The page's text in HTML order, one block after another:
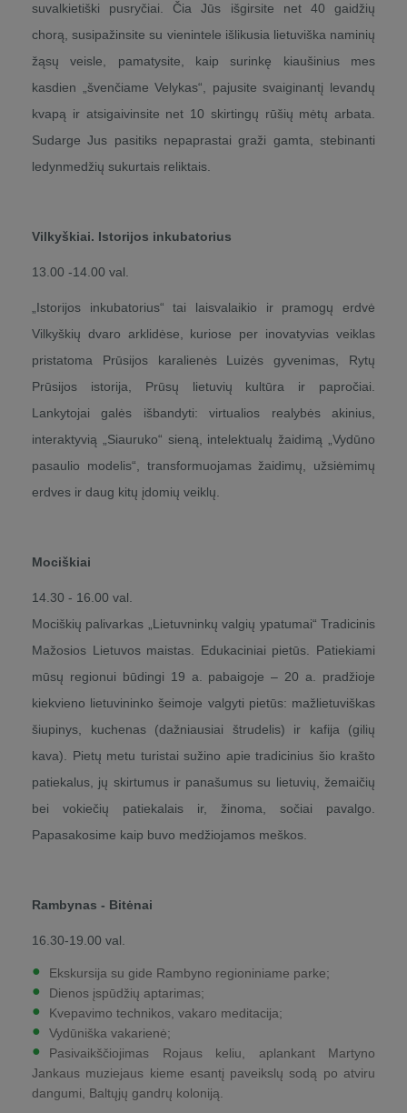
suvalkietiški pusryčiai. Čia Jūs išgirsite net 40 gaidžių
chorą, susipažinsite su vienintele išlikusia lietuviška naminių
žąsų veisle, pamatysite, kaip surinkę kiaušinius mes
kasdien „švenčiame Velykas“, pajusite svaiginantį levandų
kvapą ir atsigaivinsite net 10 skirtingų rūšių mėtų arbata.
Sudarge Jus pasitiks nepaprastai graži gamta, stebinanti
ledynmedžių sukurtais reliktais.
Vilkyškiai. Istorijos inkubatorius
13.00 -14.00 val.
„Istorijos inkubatorius“ tai laisvalaikio ir pramogų erdvė
Vilkyškių dvaro arklidėse, kuriose per inovatyvias veiklas
pristatoma Prūsijos karalienės Luizės gyvenimas, Rytų
Prūsijos istorija, Prūsų lietuvių kultūra ir papročiai.
Lankytojai galės išbandyti: virtualios realybės akinius,
interaktyvią „Siauruko“ sieną, intelektualų žaidimą „Vydūno
pasaulio modelis“, transformuojamas žaidimų, užsiėmimų
erdves ir daug kitų įdomių veiklų.
Mociškiai
14.30 - 16.00 val.
Mociškių palivarkas „Lietuvninkų valgių ypatumai“ Tradicinis
Mažosios Lietuvos maistas. Edukaciniai pietūs. Patiekiami
mūsų regionui būdingi 19 a. pabaigoje – 20 a. pradžioje
kiekvieno lietuvininko šeimoje valgyti pietūs: mažlietuviškas
šiupinys, kuchenas (dažniausiai štrudelis) ir kafija (gilių
kava). Pietų metu turistai sužino apie tradicinius šio krašto
patiekalus, jų skirtumus ir panašumus su lietuvių, žemaičių
bei vokiečių patiekalais ir, žinoma, sočiai pavalgo.
Papasakosime kaip buvo medžiojamos meškos.
Rambynas - Bitėnai
16.30-19.00 val.
Ekskursija su gide Rambyno regioniniame parke;
Dienos įspūdžių aptarimas;
Kvepavimo technikos, vakaro meditacija;
Vydūniška vakarienė;
Pasivaikščiojimas Rojaus keliu, aplankant Martyno
Jankaus muziejaus kieme esantį paveikslų sodą po atviru
dangumi, Baltųjų gandrų koloniją.